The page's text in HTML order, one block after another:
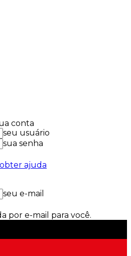
conta
seu usuário
sua senha
ajuda
seu e-mail
por e-mail para você.